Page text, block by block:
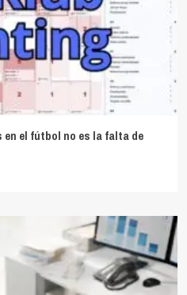
el fútbol no es la falta de